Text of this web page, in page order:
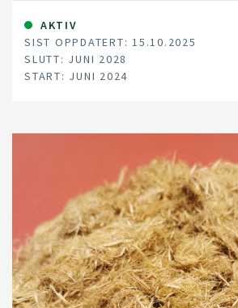
AKTIV
SIST OPPDATERT: 15.10.2025
SLUTT: JUNI 2028
START: JUNI 2024